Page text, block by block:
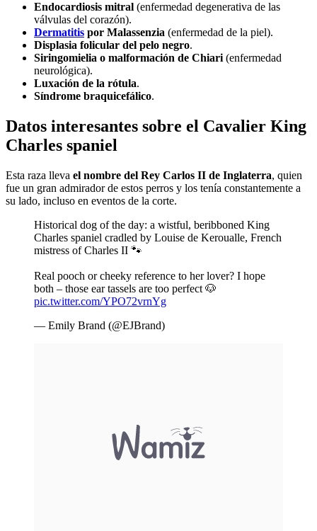
Endocardiosis mitral (enfermedad degenerativa de las
válvulas del corazón).
Dermatitis por Malassenzia (enfermedad de la piel).
Displasia folicular del pelo negro.
Siringomielia o malformación de Chiari (enfermedad
neurológica).
Luxación de la rótula.
Síndrome braquicefálico.
Datos interesantes sobre el Cavalier King
Charles spaniel
Esta raza lleva el nombre del Rey Carlos II de Inglaterra, quien
fue un gran admirador de estos perros y los tenía constantemente a
su lado, incluso en eventos de la corte.
Historical dog of the day: a wistful, beribboned King
Charles spaniel cradled by Louise de Keroualle, French
mistress of Charles II 🐾
Real pooch or cheeky reference to her lover? I hope
both – those ear tassels are too perfect 🐶
pic.twitter.com/YPO72vrnYg
— Emily Brand (@EJBrand)